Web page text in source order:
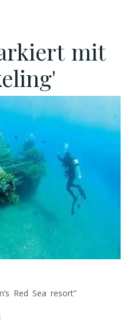
mit
Red Sea resort”